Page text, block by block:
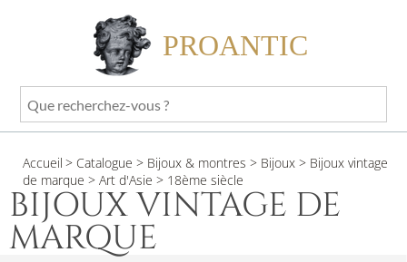
PROANTIC
Que
recherchez-
?
Accueil > Catalogue > Bijoux & montres > Bijoux > Bijoux vintage
de marque > Art d'Asie > 18ème siècle
BIJOUX VINTAGE DE
MARQUE